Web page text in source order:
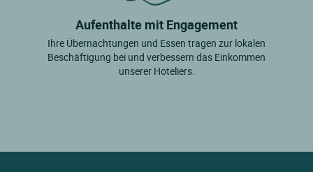
Aufenthalte mit Engagement
Ihre Übernachtungen und Essen tragen zur lokalen
Beschäftigung bei und verbessern das Einkommen
unserer Hoteliers.